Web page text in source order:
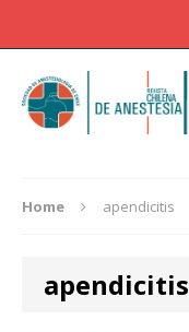
Home apendicitis
apendicitis